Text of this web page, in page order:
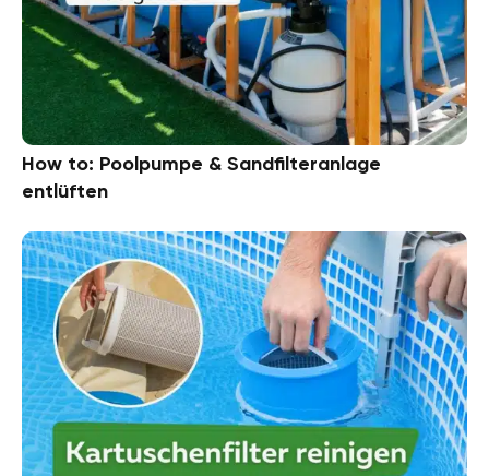
How to: Poolpumpe & Sandfilteranlage
entlüften